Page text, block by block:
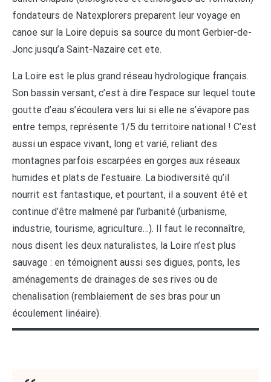
fondateurs de Natexplorers preparent leur voyage en
canoe sur la Loire depuis sa source du mont Gerbier-de-
Jonc jusqu’a Saint-Nazaire cet ete.
La Loire est le plus grand réseau hydrologique français.
Son bassin versant, c’est à dire l’espace sur lequel toute
goutte d’eau s’écoulera vers lui si elle ne s’évapore pas
entre temps, représente 1/5 du territoire national ! C’est
aussi un espace vivant, long et varié, reliant des
montagnes parfois escarpées en gorges aux réseaux
humides et plats de l’estuaire. La biodiversité qu’il
nourrit est fantastique, et pourtant, il a souvent été et
continue d’être malmené par l’urbanité (urbanisme,
industrie, tourisme, agriculture…). Il faut le reconnaître,
nous disent les deux naturalistes, la Loire n’est plus
sauvage : en témoignent aussi ses digues, ponts, les
aménagements de drainages de ses rives ou de
chenalisation (remblaiement de ses bras pour un
écoulement linéaire).